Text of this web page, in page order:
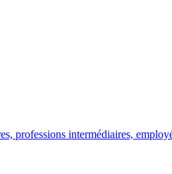
professions intermédiaires,